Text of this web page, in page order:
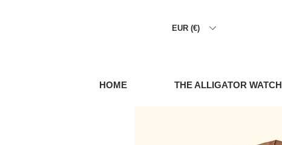
EUR (€)
HOME THE ALLIGATOR WATCH